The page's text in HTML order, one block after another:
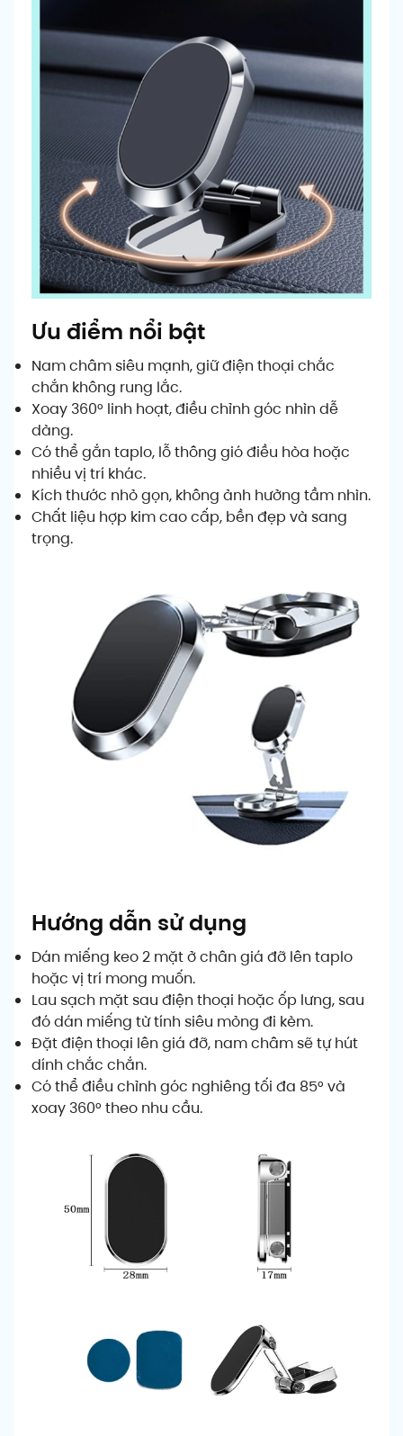
Ưu điểm nổi bật
Nam châm siêu mạnh, giữ điện thoại chắc
chắn không rung lắc.
Xoay 360° linh hoạt, điều chỉnh góc nhìn dễ
dàng.
Có thể gắn taplo, lỗ thông gió điều hòa hoặc
nhiều vị trí khác.
Kích thước nhỏ gọn, không ảnh hưởng tầm nhìn.
Chất liệu hợp kim cao cấp, bền đẹp và sang
trọng.
Hướng dẫn sử dụng
Dán miếng keo 2 mặt ở chân giá đỡ lên taplo
hoặc vị trí mong muốn.
Lau sạch mặt sau điện thoại hoặc ốp lưng, sau
đó dán miếng từ tính siêu mỏng đi kèm.
Đặt điện thoại lên giá đỡ, nam châm sẽ tự hút
dính chắc chắn.
Có thể điều chỉnh góc nghiêng tối đa 85° và
xoay 360° theo nhu cầu.